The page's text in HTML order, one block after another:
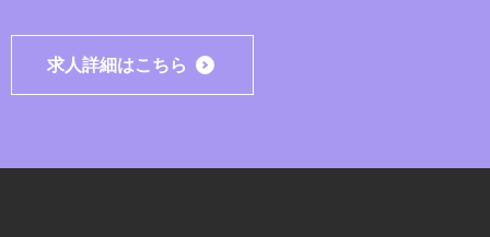
求人詳細はこちら